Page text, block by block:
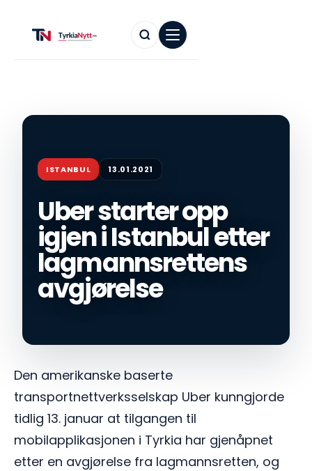
ISTANBUL 13.01.2021
Uber starter opp
igjen i Istanbul etter
lagmannsrettens
avgjørelse
Den amerikanske baserte
transportnettverksselskap Uber kunngjorde
tidlig 13. januar at tilgangen til
mobilapplikasjonen i Tyrkia har gjenåpnet
etter en avgjørelse fra lagmannsretten, og